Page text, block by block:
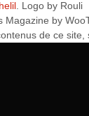
. Logo by Rouli
Magazine by
de ce